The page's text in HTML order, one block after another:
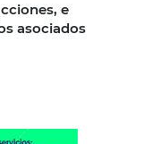
e
asociados